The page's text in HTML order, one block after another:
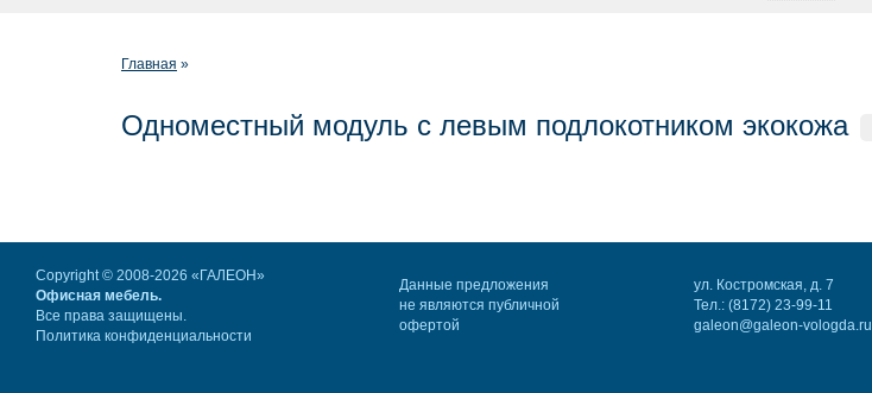
Главная
Одноместный модуль с левым подлокотником экокожа
Copyright © 2008-2026 «ГАЛЕОН»
Офисная мебель.
Все права защищены.
Политика конфиденциальности
Данные предложения
не являются публичной
офертой
ул. Костромская, д. 7
Тел.: (8172) 23-99-11
galeon@galeon-vologda.ru